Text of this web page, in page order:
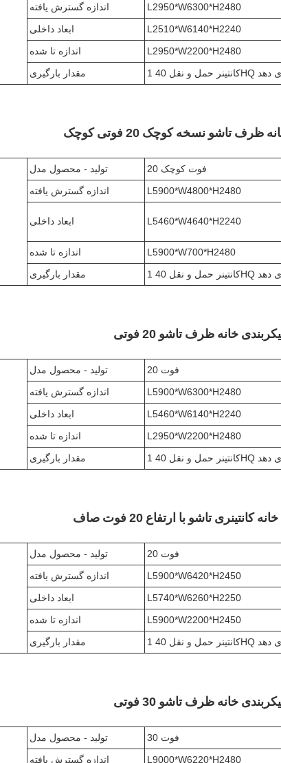
اندازه گسترش یافته
L2950*W6300*H2480
ابعاد داخلی
L2510*W6140*H2240
اندازه تا شده
L2950*W2200*H2480
مقدار بارگیری
تاشو نسخه کوچک 20 فوتی کوچک
تولید - محصول مدل
20 فوت کوچک
اندازه گسترش یافته
L5900*W4800*H2480
ابعاد داخلی L5460*W4640*H2240
اندازه تا شده
L5900*W700*H2480
مقدار بارگیری
خانه ظرف تاشو 20 فوتی
تولید - محصول مدل
20 فوت
اندازه گسترش یافته
L5900*W6300*H2480
ابعاد داخلی
L5460*W6140*H2240
اندازه تا شده
L2950*W2200*H2480
مقدار بارگیری
تاشو با ارتفاع 20 فوت صاف
تولید - محصول مدل
20 فوت
اندازه گسترش یافته
L5900*W6420*H2450
ابعاد داخلی
L5740*W6260*H2250
اندازه تا شده
L5900*W2200*H2450
مقدار بارگیری
خانه ظرف تاشو 30 فوتی
تولید - محصول مدل
30 فوت
اندازه گسترش یافته
L9000*W6220*H2480